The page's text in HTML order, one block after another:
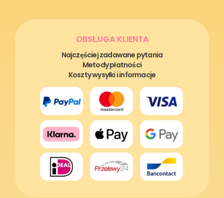
OBSŁUGA KLIENTA
Najczęściej zadawane pytania
Metody płatności
Koszty wysyłki i informacje